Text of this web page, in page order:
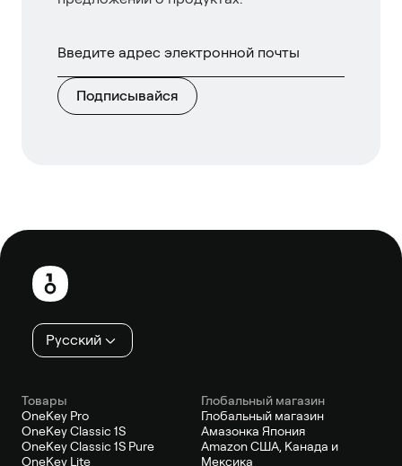
Подписывайся
Нижний
колонтитул
Русский
Товары
OneKey Pro
OneKey Classic 1S
OneKey Classic 1S Pure
OneKey Lite
Глобальный магазин
Глобальный магазин
Амазонка Япония
Amazon США, Канада и
Мексика